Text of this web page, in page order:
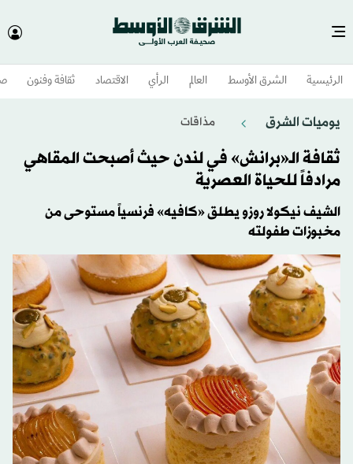
الرئيسية الشرق الأوسط​ العالم الرأي الاقتصاد ثقافة وفنون
يوميات الشرق مذاقات
ثقافة الـ«برانش» في لندن حيث أصبحت المقاهي
مرادفاً للحياة العصرية
الشيف نيكولا روزو يطلق «كافيه» فرنسياً مستوحى من
مخبوزات طفولته